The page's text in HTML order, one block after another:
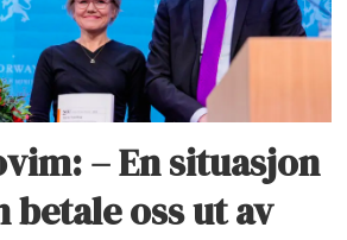
– En situasjon
oss ut av